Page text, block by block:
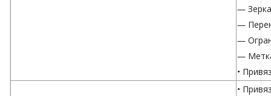
—
—
—
—
•
•